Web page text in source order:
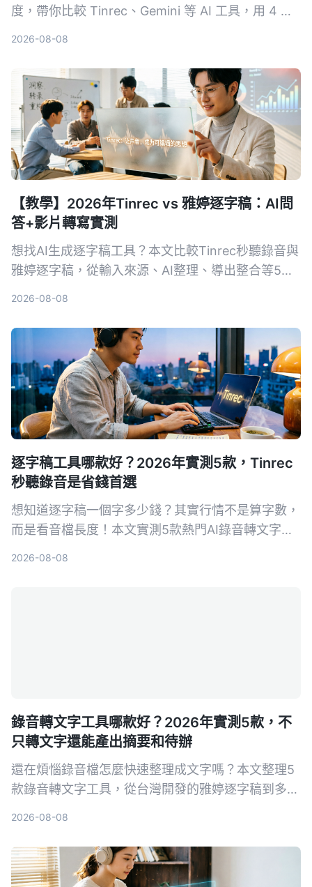
度，帶你比較 Tinrec、Gemini 等 AI 工具，用 4 步
2026-08-08
【教學】2026年Tinrec vs 雅婷逐字稿：AI問
答+影片轉寫實測
想找AI生成逐字稿工具？本文比較Tinrec秒聽錄音與
雅婷逐字稿，從輸入來源、AI整理、導出整合等5大
2026-08-08
逐字稿工具哪款好？2026年實測5款，Tinrec
秒聽錄音是省錢首選
想知道逐字稿一個字多少錢？其實行情不是算字數，
而是看音檔長度！本文實測5款熱門AI錄音轉文字工
2026-08-08
錄音轉文字工具哪款好？2026年實測5款，不
只轉文字還能產出摘要和待辦
還在煩惱錄音檔怎麼快速整理成文字嗎？本文整理5
款錄音轉文字工具，從台灣開發的雅婷逐字稿到多功
2026-08-08